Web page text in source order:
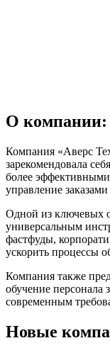
О компании:
Компания «Аверс
зарекомендовала
более
управление
Одной из ключевых
универсальным
фастфуды,
ускорить процессы
Компания также
обучение персонала
современным
Новые